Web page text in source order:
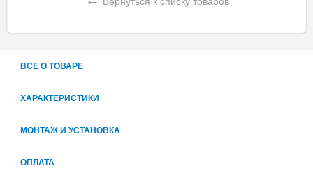
ВСЕ О ТОВАРЕ
ХАРАКТЕРИСТИКИ
МОНТАЖ И УСТАНОВКА
ОПЛАТА